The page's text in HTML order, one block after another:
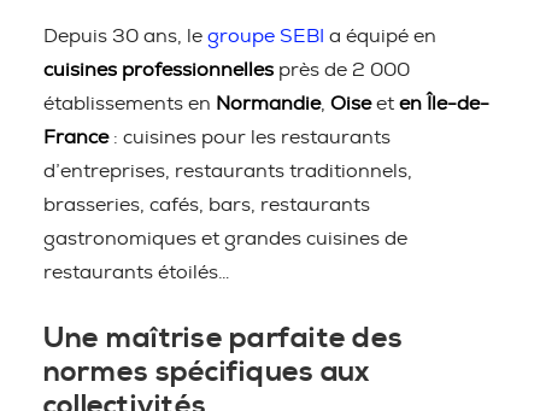
Depuis 30 ans, le groupe SEBI a équipé en
cuisines professionnelles près de 2 000
établissements en Normandie, Oiseet en Île-de-
France: cuisines pour les restaurants
d’entreprises, restaurants traditionnels,
brasseries, cafés, bars, restaurants
gastronomiques et grandes cuisines de
restaurants étoilés…
Une maîtrise parfaite des
normes spécifiques aux